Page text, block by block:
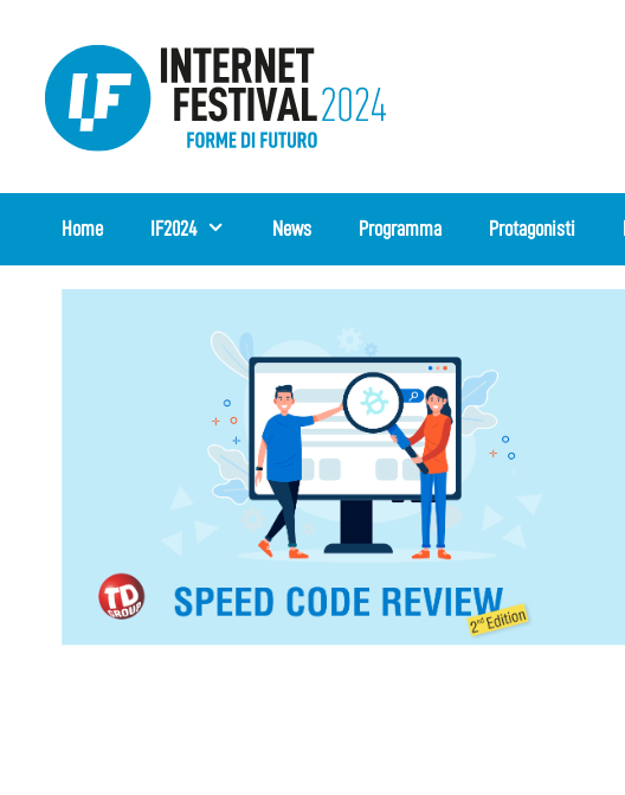
contenuto
Home IF2024 News Programma Protagonisti